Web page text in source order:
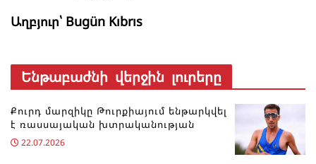
Աղբյուր՝ Bugün Kıbrıs
Ենթաբաժնի վերջին լուրերը
Քուրդ մարզիկը Թուրքիայում ենթարկվել
է ռասսայական խտրականության
22.07.2026